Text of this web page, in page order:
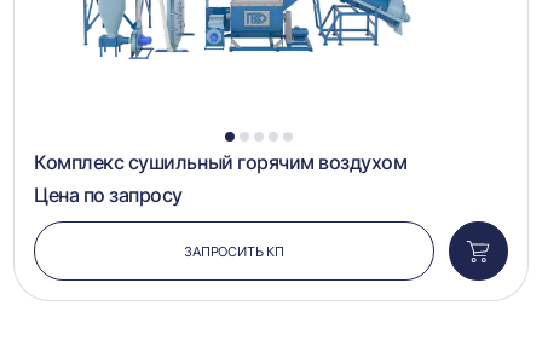
1 2 3 4 5
Комплекс сушильный горячим воздухом
Цена по запросу
ЗАПРОСИТЬ КП
в